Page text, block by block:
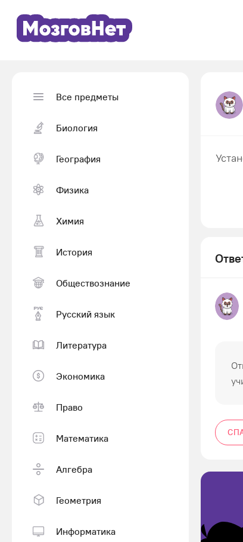
Все предметы
Биология
География
Физика
Химия
История
Обществознание
Русский язык
Литература
Экономика
Право
Математика
Алгебра
Геометрия
Информатика